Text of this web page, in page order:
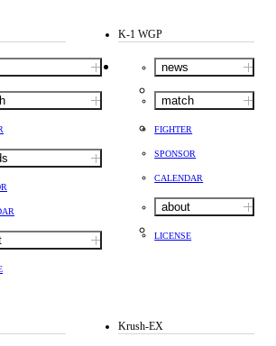
K-1 WGP
news
match
FIGHTER
SPONSOR
CALENDAR
about
LICENSE
Krush-EX